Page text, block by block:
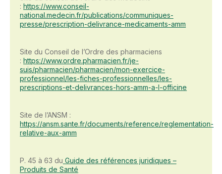
: https://www.conseil-
national.medecin.fr/publications/communiques-
presse/prescription-delivrance-medicaments-amm
Site du Conseil de l’Ordre des pharmaciens
: https://www.ordre.pharmacien.fr/je-
suis/pharmacien/pharmacien/mon-exercice-
professionnel/les-fiches-professionnelles/les-
prescriptions-et-delivrances-hors-amm-a-l-officine
Site de l’ANSM :
https://ansm.sante.fr/documents/reference/reglementation-
relative-aux-amm
P. 45 à 63 du Guide des références juridiques –
Produits de Santé